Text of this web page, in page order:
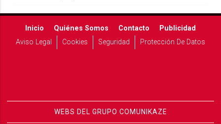
Inicio Quiénes Somos Contacto
Publicidad
Aviso Legal
Cookies Seguridad Protección De Datos
WEBS DEL GRUPO COMUNIKAZE